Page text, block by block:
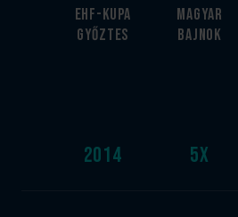
EHF-Kupa
győztes
2014
Magyar
bajnok
5x